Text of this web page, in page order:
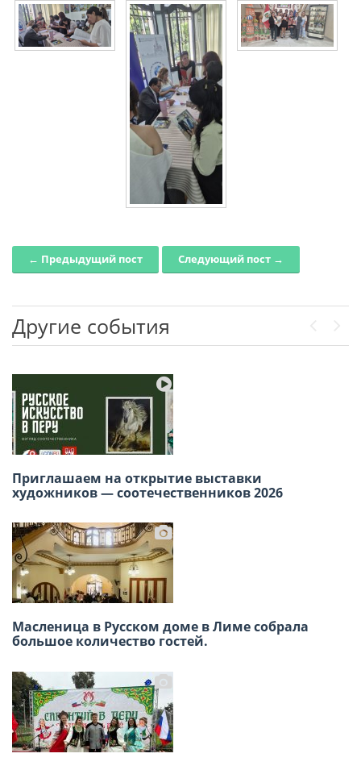
Post navigation
← Предыдущий пост Следующий пост →
Другие события
Победа в сердце, единство в строю: как в
Лиме отметили 9 мая
В Лиме отметили 140-летие татарского поэта
Габдуллы Тукая
Приглашаем на открытие выставки
художников — соотечественников 2026
Масленица в Русском доме в Лиме собрала
большое количество гостей.